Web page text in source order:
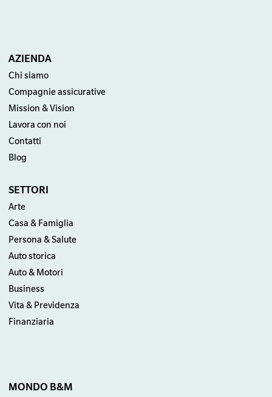
AZIENDA
Chi siamo
Compagnie assicurative
Mission & Vision
Lavora con noi
Contatti
Blog
SETTORI
Arte
Casa & Famiglia
Persona & Salute
Auto storica
Auto & Motori
Business
Vita & Previdenza
Finanziaria
MONDO B&M